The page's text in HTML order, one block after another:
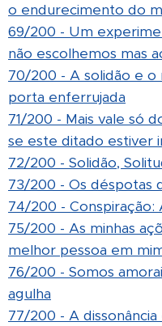
o endurecimento do
69/200 - Um
não escolhemos mas
70/200 - A solidão e o
porta enferrujada
71/200 - Mais vale só
se este ditado estiver
72/200 - Solidão,
73/200 - Os déspotas
74/200 - Conspiração:
75/200 - As minhas
melhor pessoa em
76/200 - Somos
agulha
77/200 - A